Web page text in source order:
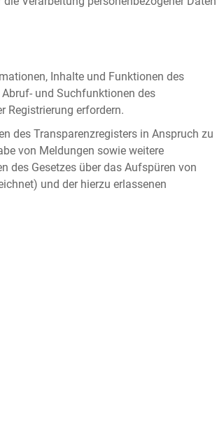
Inhalte und Funktionen des
und Suchfunktionen des
Registrierung erfordern.
des Transparenzregisters in Anspruch zu
von Meldungen sowie weitere
des Gesetzes über das Aufspüren von
und der hierzu erlassenen